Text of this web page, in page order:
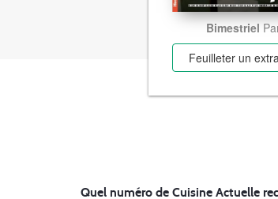
Bimestriel
Feuilleter un
Quel numéro de Cuisine Actuelle